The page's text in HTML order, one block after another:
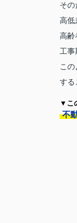
その
高低
高齢
工事
こ
する
▼こ
不